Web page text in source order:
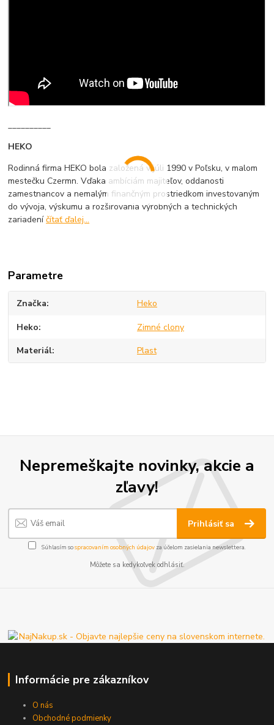
__________
HEKO
Rodinná firma HEKO bola založená v júli 1990 v Poľsku, v malom
mestečku Czermn. Vďaka ambíciám majiteľov, oddanosti
zamestnancov a nemalým finančným prostriedkom investovaným
do vývoja, výskumu a rozširovania výrobných a technických
zariadeníčítať ďalej...
Parametre
Značka Heko
Heko Zimné clony
Materiál Plast
Nepremeškajte novinky, akcie a
zľavy!
Prihlásiť sa
Súhlasím sospracovaním osobných údajov za účelom zasielania newslettera.
Môžete sa kedykoľvek odhlásiť.
Informácie pre zákazníkov
O nás
Obchodné podmienky